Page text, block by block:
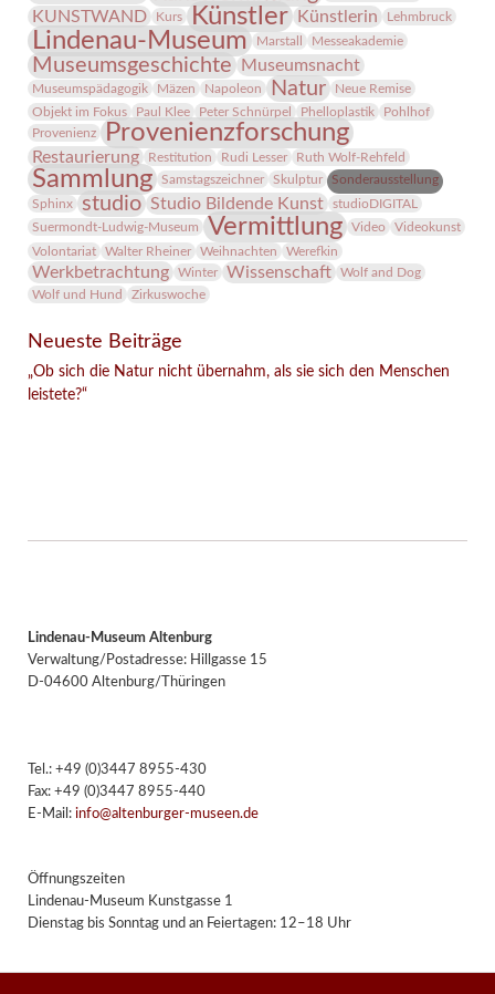
KUNSTWAND Kurs Künstler Künstlerin Lehmbruck
Lindenau-Museum Marstall Messeakademie
Museumsgeschichte Museumsnacht
Museumspädagogik Mäzen Napoleon Natur
Neue Remise
Objekt im Fokus
Paul Klee Peter Schnürpel Phelloplastik
Pohlhof
Provenienz
Provenienzforschung
Restaurierung Restitution Rudi Lesser Ruth Wolf-Rehfeld
Sammlung Samstagszeichner Skulptur
Sonderausstellung
Sphinx
studio Studio Bildende Kunst
studioDIGITAL
Suermondt-Ludwig-Museum
Vermittlung Video
Videokunst
Volontariat
Walter Rheiner Weihnachten Werefkin
Werkbetrachtung Winter Wissenschaft
Wolf and Dog
Wolf und Hund
Zirkuswoche
Neueste Beiträge
„Ob sich die Natur nicht übernahm, als sie sich den Menschen
leistete?“
Lindenau-Museum Altenburg
Verwaltung/Postadresse: Hillgasse 15
D-04600 Altenburg/Thüringen
Tel.: +49 (0)3447 8955-430
Fax: +49 (0)3447 8955-440
E-Mail: info@altenburger-museen.de
Öffnungszeiten
Lindenau-Museum Kunstgasse 1
Dienstag bis Sonntag und an Feiertagen: 12–18 Uhr